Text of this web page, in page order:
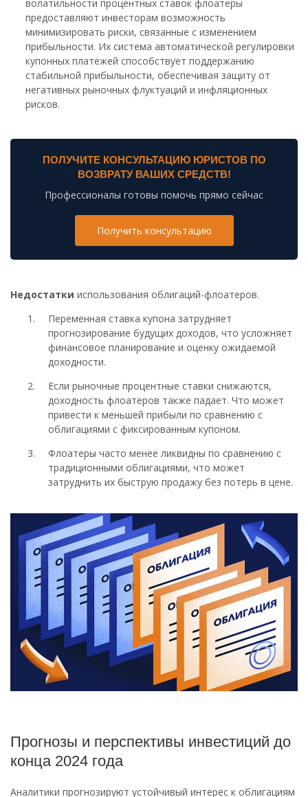
волатильности процентных ставок флоатеры
предоставляют инвесторам возможность
минимизировать риски, связанные с изменением
прибыльности. Их система автоматической регулировки
купонных платежей способствует поддержанию
стабильной прибыльности, обеспечивая защиту от
негативных рыночных флуктуаций и инфляционных
рисков.
ПОЛУЧИТЕ КОНСУЛЬТАЦИЮ ЮРИСТОВ ПО
ВОЗВРАТУ ВАШИХ СРЕДСТВ!
Профессионалы готовы помочь прямо сейчас
Получить консультацию
Недостатки использования облигаций-флоатеров.
Переменная ставка купона затрудняет
прогнозирование будущих доходов, что усложняет
финансовое планирование и оценку ожидаемой
доходности.
Если рыночные процентные ставки снижаются,
доходность флоатеров также падает. Что может
привести к меньшей прибыли по сравнению с
облигациями с фиксированным купоном.
Флоатеры часто менее ликвидны по сравнению с
традиционными облигациями, что может
затруднить их быструю продажу без потерь в цене.
Прогнозы и перспективы инвестиций до
конца 2024 года
Аналитики прогнозируют устойчивый интерес к облигациям